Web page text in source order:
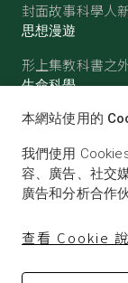
封面故事科學人
思想漫遊
形上集教科書之
生命科學
醫學古生物心理
物理 化學地球科
本網站使用的
我們使用
容、廣告、社交
廣告和分析合作
查看 Cookie